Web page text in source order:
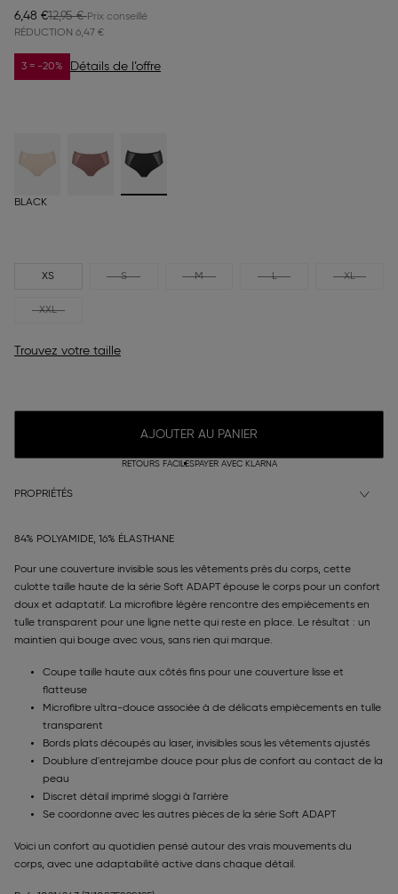
6,48 €12,95 €
RÉDUCTION 6,47 €
3 = -20% Détails de l’offre
BLACK
XS S M L XL
XXL
Trouvez votre taille
AJOUTER AU PANIER
RETOURS FACILESPAYER AVEC KLARNA
PROPRIÉTÉS
84% POLYAMIDE, 16% ÉLASTHANE
Pour une couverture invisible sous les vêtements près du corps, cette
culotte taille haute de la série Soft ADAPT épouse le corps pour un confort
doux et adaptatif. La microfibre légère rencontre des empiècements en
tulle transparent pour une ligne nette qui reste en place. Le résultat : un
maintien qui bouge avec vous, sans rien qui marque.
Coupe taille haute aux côtés fins pour une couverture lisse et
flatteuse
Microfibre ultra-douce associée à de délicats empiècements en tulle
transparent
Bords plats découpés au laser, invisibles sous les vêtements ajustés
Doublure d'entrejambe douce pour plus de confort au contact de la
peau
Discret détail imprimé sloggi à l'arrière
Se coordonne avec les autres pièces de la série Soft ADAPT
Voici un confort au quotidien pensé autour des vrais mouvements du
corps, avec une adaptabilité active dans chaque détail.